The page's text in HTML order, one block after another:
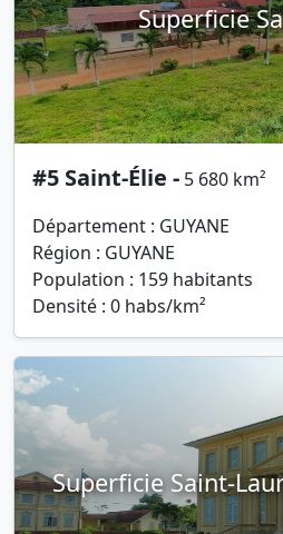
Superficie
#5 Saint-Élie - 5 680 km²
Département : GUYANE
Région : GUYANE
Population : 159 habitants
Densité : 0 habs/km²
Superficie Saint-